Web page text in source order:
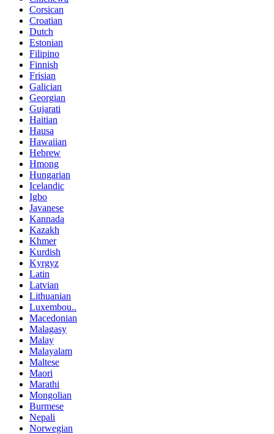
Corsican
Croatian
Dutch
Estonian
Filipino
Finnish
Frisian
Galician
Georgian
Gujarati
Haitian
Hausa
Hawaiian
Hebrew
Hmong
Hungarian
Icelandic
Igbo
Javanese
Kannada
Kazakh
Khmer
Kurdish
Kyrgyz
Latin
Latvian
Lithuanian
Luxembou..
Macedonian
Malagasy
Malay
Malayalam
Maltese
Maori
Marathi
Mongolian
Burmese
Nepali
Norwegian